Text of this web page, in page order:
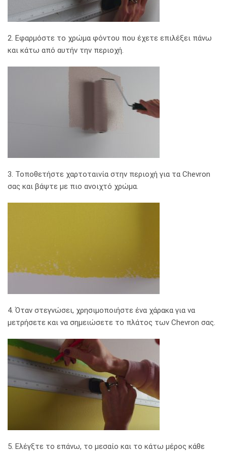
2. Εφαρμόστε το χρώμα φόντου που έχετε επιλέξει πάνω
και κάτω από αυτήν την περιοχή.
3. Τοποθετήστε χαρτοταινία στην περιοχή για τα Chevron
σας και βάψτε με πιο ανοιχτό χρώμα.
4. Όταν στεγνώσει, χρησιμοποιήστε ένα χάρακα για να
μετρήσετε και να σημειώσετε το πλάτος των Chevron σας.
5. Ελέγξτε το επάνω, το μεσαίο και το κάτω μέρος κάθε